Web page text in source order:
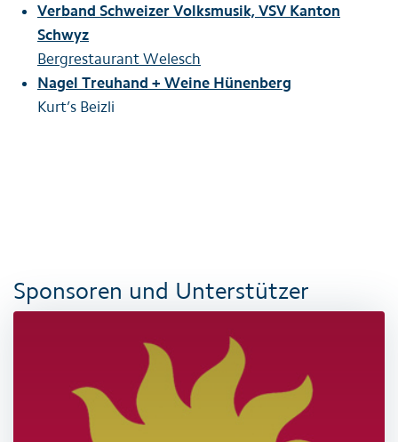
Verband Schweizer Volksmusik, VSV Kanton
Schwyz
Bergrestaurant Welesch
Nagel Treuhand + Weine Hünenberg
Kurt’s Beizli
Sponsoren und Unterstützer